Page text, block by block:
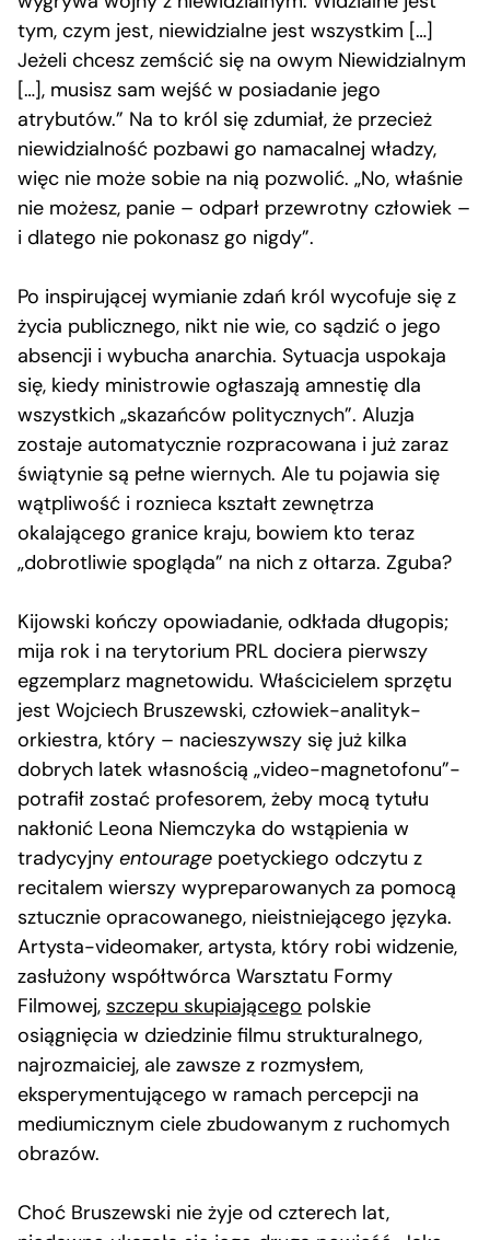
tym, czym jest, niewidzialne jest wszystkim […]
Jeżeli chcesz zemścić się na owym Niewidzialnym
[…], musisz sam wejść w posiadanie jego
atrybutów.” Na to król się zdumiał, że przecież
niewidzialność pozbawi go namacalnej władzy,
więc nie może sobie na nią pozwolić. „No, właśnie
nie możesz, panie – odparł przewrotny człowiek –
i dlatego nie pokonasz go nigdy”.
Po inspirującej wymianie zdań król wycofuje się z
życia publicznego, nikt nie wie, co sądzić o jego
absencji i wybucha anarchia. Sytuacja uspokaja
się, kiedy ministrowie ogłaszają amnestię dla
wszystkich „skazańców politycznych”. Aluzja
zostaje automatycznie rozpracowana i już zaraz
świątynie są pełne wiernych. Ale tu pojawia się
wątpliwość i roznieca kształt zewnętrza
okalającego granice kraju, bowiem kto teraz
„dobrotliwie spogląda” na nich z ołtarza. Zguba?
Kijowski kończy opowiadanie, odkłada długopis;
mija rok i na terytorium PRL dociera pierwszy
egzemplarz magnetowidu. Właścicielem sprzętu
jest Wojciech Bruszewski, człowiek-analityk-
orkiestra, który – nacieszywszy się już kilka
dobrych latek własnością „video-magnetofonu”-
potrafił zostać profesorem, żeby mocą tytułu
nakłonić Leona Niemczyka do wstąpienia w
tradycyjny entourage poetyckiego odczytu z
recitalem wierszy wypreparowanych za pomocą
sztucznie opracowanego, nieistniejącego języka.
Artysta-videomaker, artysta, który robi widzenie,
zasłużony współtwórca Warsztatu Formy
Filmowej, szczepu skupiającego polskie
osiągnięcia w dziedzinie filmu strukturalnego,
najrozmaiciej, ale zawsze z rozmysłem,
eksperymentującego w ramach percepcji na
mediumicznym ciele zbudowanym z ruchomych
obrazów.
Choć Bruszewski nie żyje od czterech lat,